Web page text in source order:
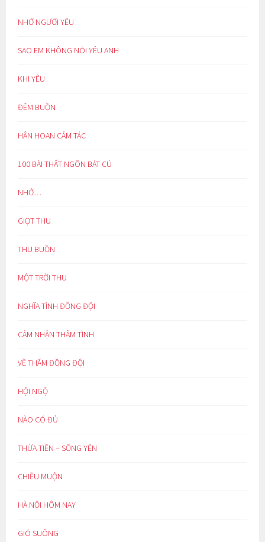
NHỚ NGƯỜI YÊU
SAO EM KHÔNG NÓI YÊU ANH
KHI YÊU
ĐÊM BUỒN
HÂN HOAN CẢM TÁC
100 BÀI THẤT NGÔN BÁT CÚ
NHỚ…
GIỌT THU
THU BUỒN
MỘT TRỜI THU
NGHĨA TÌNH ĐỒNG ĐỘI
CẢM NHẬN THÂM TÌNH
VỀ THĂM ĐỒNG ĐỘI
HỘI NGỘ
NÀO CÓ ĐỦ
THỪA TIỀN – SỐNG YÊN
CHIỀU MUỘN
HÀ NỘI HÔM NAY
GIÓ SUÔNG